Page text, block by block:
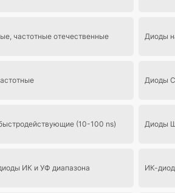
частотные отечественные Диоды
Диоды
(10-100 ns) Диоды
ИК и УФ диапазона ИК-